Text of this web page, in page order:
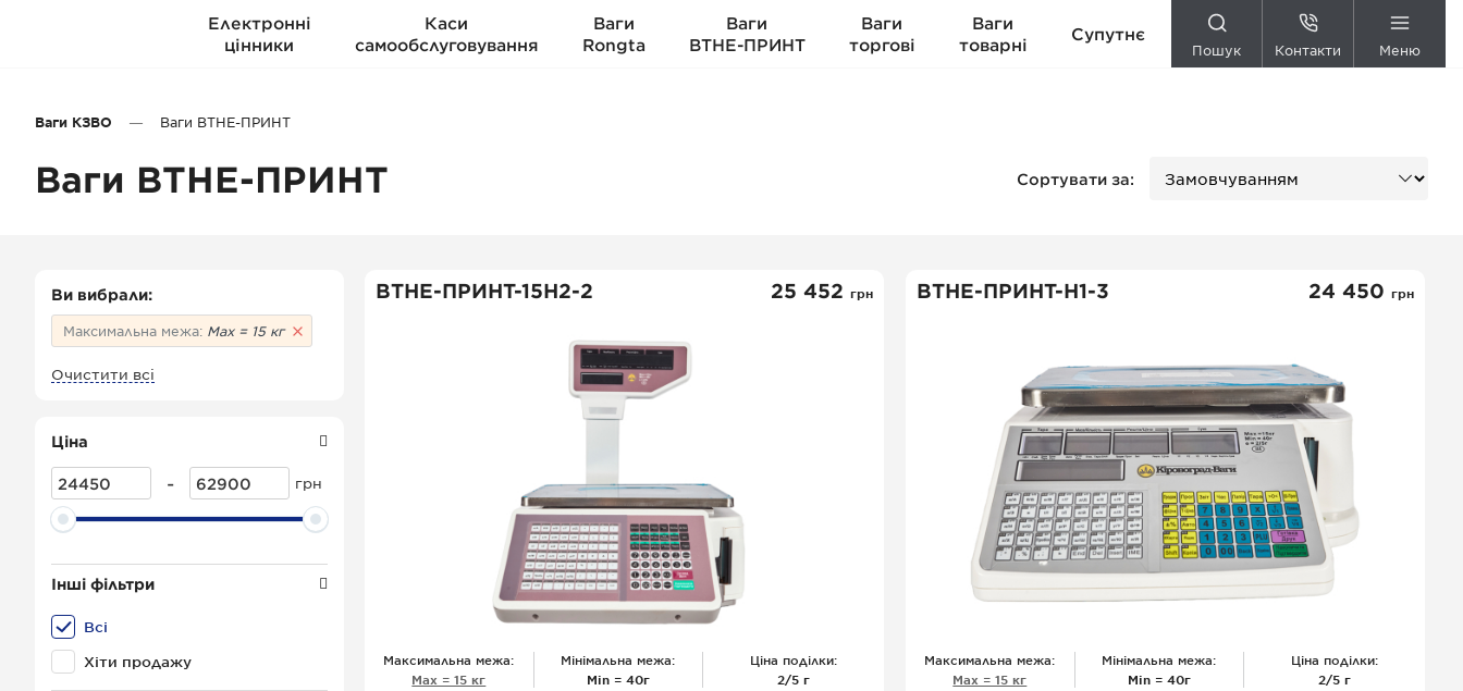
Електронні
цінники
Каси
самообслуговування
Ваги
Rongta
Ваги
ВТНЕ-ПРИНТ
Ваги
торгові
Ваги
товарні
Супутнє
Пошук Контакти Меню
Ваги КЗВО Ваги ВТНЕ-ПРИНТ
Ваги ВТНЕ-ПРИНТ Сортувати за:
Ви вибрали:
Максимальна межа: Мах = 15 кг
Очистити всі
Ціна
- грн
Інші фільтри
Всі
Хіти продажу
ВТНЕ-ПРИНТ-15H2-2 25 452 грн
Максимальна межа:
Мах = 15 кг
Мінімальна межа:
Міn = 40г
Ціна поділки:
2/5 г
ВТНЕ-ПРИНТ-Н1-3 24 450 грн
Максимальна межа:
Мах = 15 кг
Мінімальна межа:
Міn = 40г
Ціна поділки:
2/5 г